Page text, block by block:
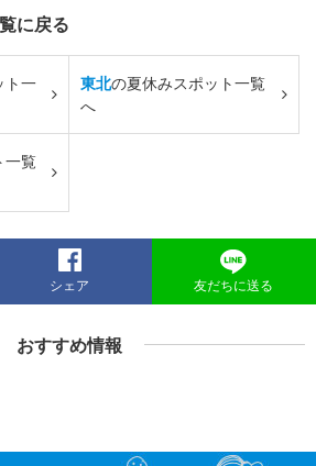
に戻る
ト一
東北の夏休みスポット一覧
へ
一覧
シェア 友だちに送る
おすすめ情報